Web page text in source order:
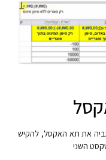
את תא האקסל, להקיש